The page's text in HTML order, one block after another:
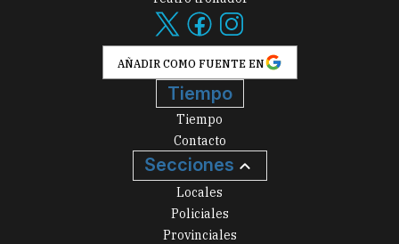
AÑADIR COMO FUENTE EN
Tiempo
Tiempo
Contacto
Secciones
Locales
Policiales
Provinciales